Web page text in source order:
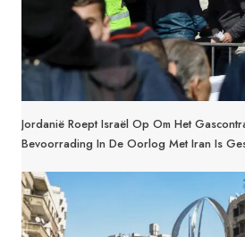
Jordanië Roept Israël Op Om Het
Bevoorrading In De Oorlog Met Iran Is